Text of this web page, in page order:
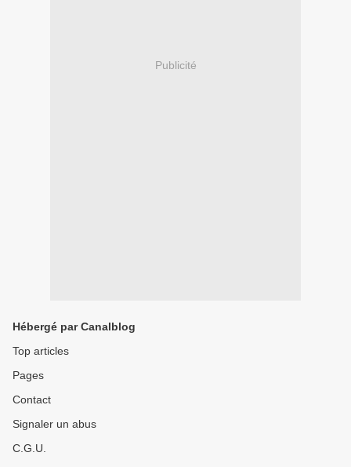
Publicité
Hébergé par Canalblog
Top articles
Pages
Contact
Signaler un abus
C.G.U.